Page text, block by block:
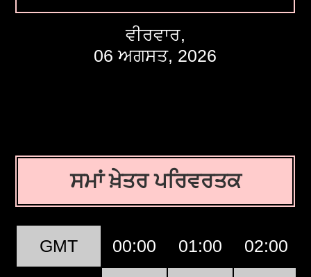
ਵੀਰਵਾਰ,
06 ਅਗਸਤ, 2026
ਸਮਾਂ ਖ਼ੇਤਰ ਪਰਿਵਰਤਕ
GMT 00:00 01:00 02:00